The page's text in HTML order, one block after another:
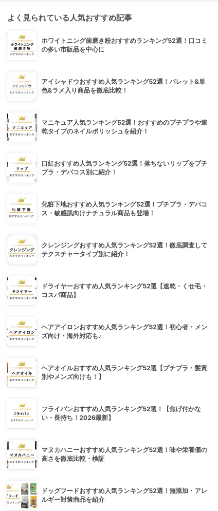
よく見られている人気おすすめ記事
ホワイトニング歯磨き粉おすすめランキング52選！口コミ
の多い市販品を中心に
アイシャドウおすすめ人気ランキング52選！パレット&単
色&ラメ入り商品を徹底比較！
マニキュア人気ランキング52選！おすすめのプチプラや速
乾タイプのネイルポリッシュを紹介！
口紅おすすめ人気ランキング52選！落ちないリップをプチ
プラ・デパコス別に紹介！
化粧下地おすすめ人気ランキング52選！プチプラ・デパコ
ス・敏感肌向けナチュラル商品も登場！
クレンジングおすすめ人気ランキング52選！徹底調査して
テクスチャータイプ別に紹介！
ドライヤーおすすめ人気ランキング52選【速乾・くせ毛・
コスパ商品】
ヘアアイロンおすすめ人気ランキング52選！初心者・メン
ズ向け・海外対応も♪
ヘアオイルおすすめ人気ランキング52選【プチプラ・髪質
別やメンズ向けも！】
フライパンおすすめ人気ランキング52選！【焦げ付かな
い・長持ち！2026最新】
マヌカハニーおすすめ人気ランキング52選！味や栄養価の
高さを徹底比較・検証
ドッグフードおすすめ人気ランキング52選！無添加・アレ
ルギー対策商品を紹介